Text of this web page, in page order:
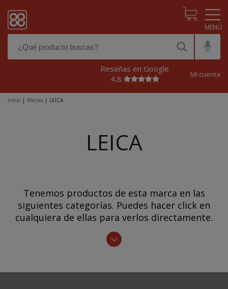
Reseñas en Google
4,8
Mi cuenta
Inicio | Marcas | LEICA
LEICA
Tenemos productos de esta marca en las
siguientes categorías. Puedes hacer click en
cualquiera de ellas para verlos directamente.